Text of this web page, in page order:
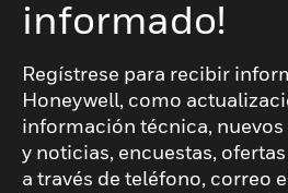
informado!
Regístrese para recibir
Honeywell, como
información técnica,
y noticias, encuestas,
a través de teléfono, correo